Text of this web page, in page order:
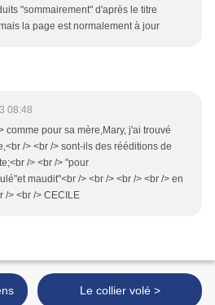
"sommairement" d'après le titre
la page est normalement à jour
08:48
comme pour sa mère,Mary, j'ai trouvé
/> <br /> sont-ils des rééditions de
/> <br /> "pour
maudit"<br /> <br /> <br /> <br /> en
/> <br /> CECILE
Le collier volé >